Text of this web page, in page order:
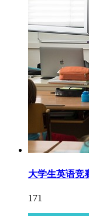
大学生英语竞
171